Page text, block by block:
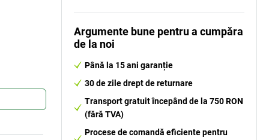
Argumente bune pentru a cumpăra
de la noi
Până la 15 ani garanție
30 de zile drept de returnare
Transport gratuit începând de la 750 RON
(fără TVA)
Procese de comandă eficiente pentru